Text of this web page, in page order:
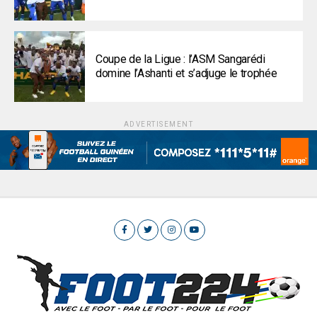
Coupe de la Ligue : l’ASM Sangarédi
domine l’Ashanti et s’adjuge le trophée
ADVERTISEMENT